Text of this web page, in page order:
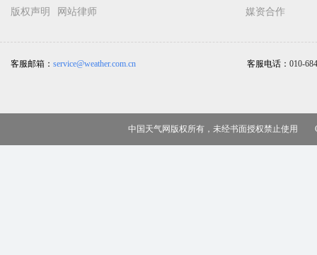
版权声明
网站律师
媒资合作
客服邮箱： service@weather.com.cn 客服电话： 010-
中国天气网版权所有，未经书面授权禁止使用